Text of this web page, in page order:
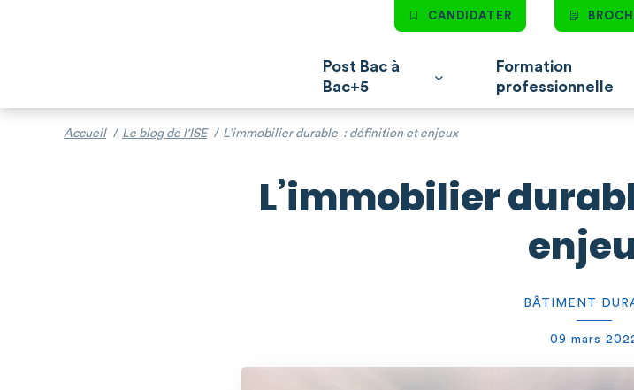
CANDIDATER
Post Bac à
Bac+5
Formation
professionnelle
Accueil / Le blog de l'ISE / L’immobilier durable : définition et enjeux
L’immobilier
BÂTIMENT
09 mars